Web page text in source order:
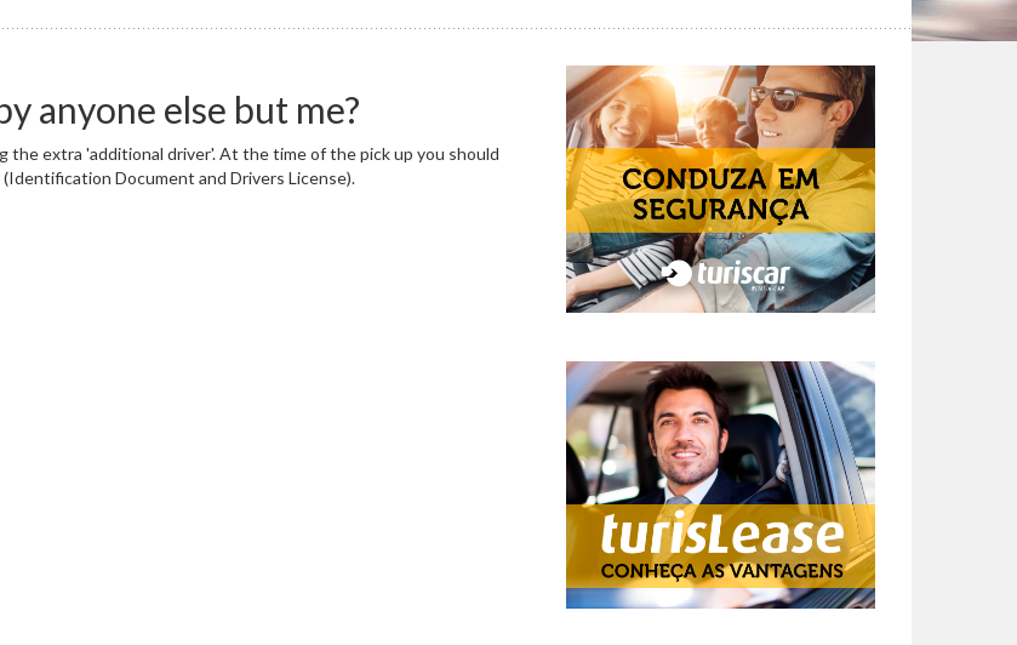
anyone else but me?
extra 'additional driver'. At the time of the pick up you should
Document and Drivers License).